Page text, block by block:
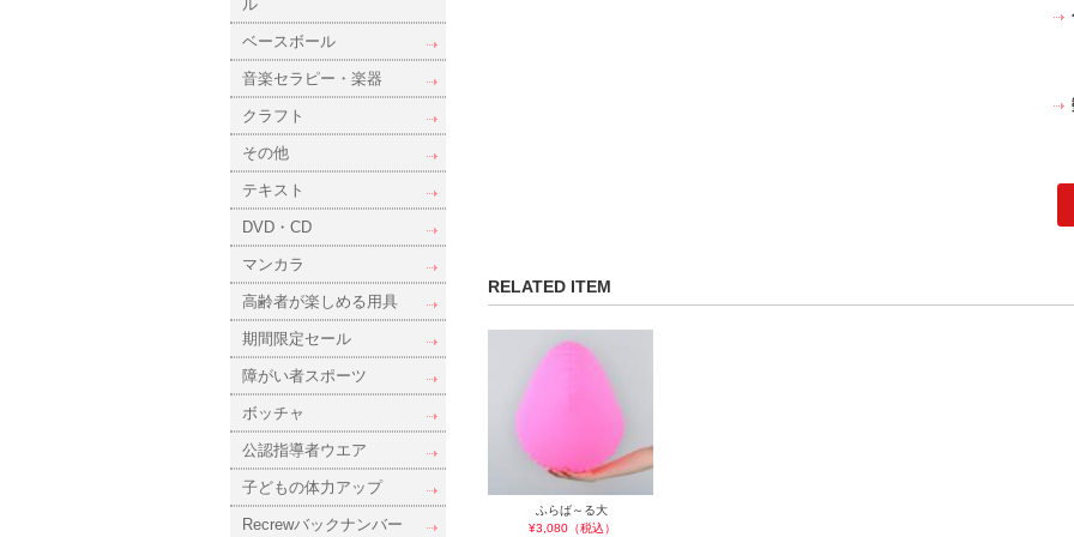
ル
ベースボール
音楽セラピー・楽器
クラフト
その他
テキスト
DVD・CD
マンカラ
高齢者が楽しめる用具
期間限定セール
障がい者スポーツ
ボッチャ
公認指導者ウエア
子どもの体力アップ
Recrewバックナンバー
RELATED ITEM
ふらば～る大
¥3,080（税込）